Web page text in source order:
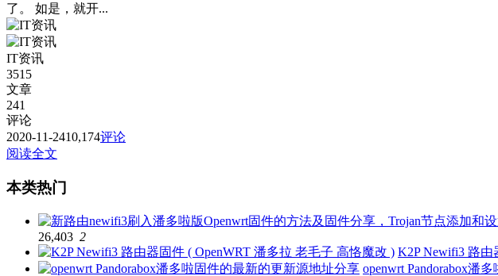
了。 如是，就开...
IT资讯
3515
文章
241
评论
2020-11-2410,174评论
阅读全文
本类热门
26,403 2
K2P Newifi3 路由
openwrt Pandorabox潘